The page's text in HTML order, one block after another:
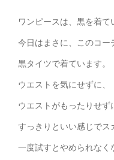
ワンピースは、黒を着て
今日はまさに、このコー
黒タイツで着ています。
ウエストを気にせずに、
ウエストがもったりせず
すっきりといい感じで
一度試すとやめられなく